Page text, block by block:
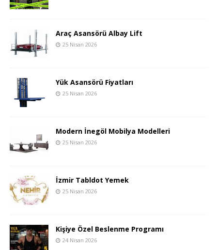
Araç Asansörü Albay Lift
25 Nisan 2026
Yük Asansörü Fiyatları
25 Nisan 2026
Modern İnegöl Mobilya Modelleri
25 Nisan 2026
İzmir Tabldot Yemek
25 Nisan 2026
Kişiye Özel Beslenme Programı
24 Nisan 2026